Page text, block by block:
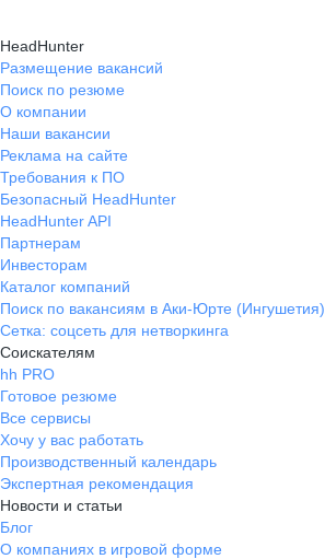
HeadHunter
Размещение вакансий
Поиск по резюме
О компании
Наши вакансии
Реклама на сайте
Требования к ПО
Безопасный HeadHunter
HeadHunter API
Партнерам
Инвесторам
Каталог компаний
Поиск по вакансиям в Аки-Юрте (Ингушетия)
Сетка: соцсеть для нетворкинга
Соискателям
hh PRO
Готовое резюме
Все сервисы
Хочу у вас работать
Производственный календарь
Экспертная рекомендация
Новости и статьи
Блог
О компаниях в игровой форме